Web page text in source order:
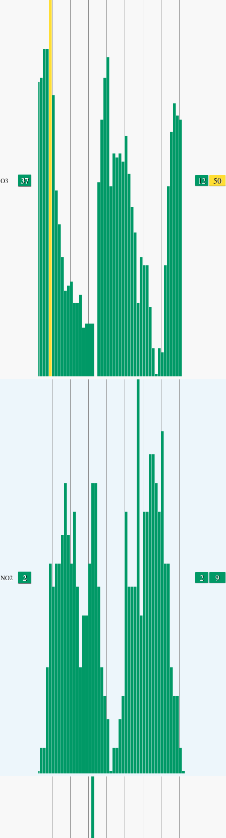
O3 37 12 50
NO2 2 2 9